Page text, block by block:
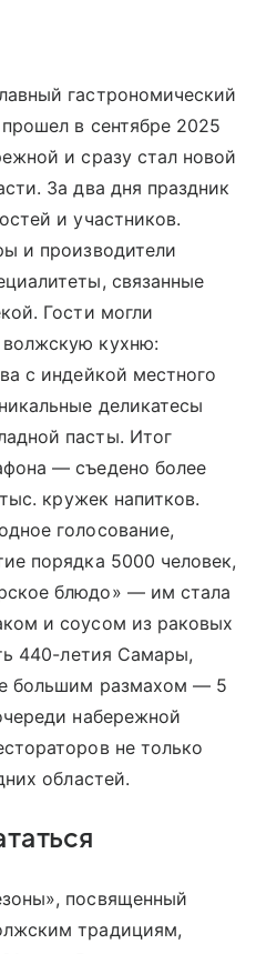
гастрономический
в сентябре 2025
и сразу стал новой
За два дня праздник
и участников.
и производители
связанные
Гости могли
кухню:
с индейкой местного
деликатесы
пасты. Итог
— съедено более
кружек напитков.
голосование,
порядка 5000 человек,
блюдо» — им стала
и соусом из раковых
440-летия Самары,
большим размахом — 5
набережной
не только
областей.
посвященный
традициям,